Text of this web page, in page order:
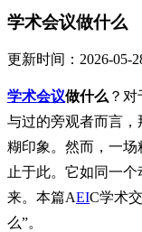
学术会议做什么
更新时间： 2026-05-
学术会议做什么 ？
与过的旁观者而言，
糊印象。然而，一
止于此。它如同一
来。本篇AEIC学术
么”。